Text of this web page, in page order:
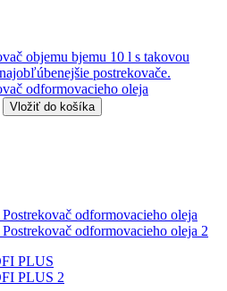
objemu bjemu 10 l s takovou
postrekovače.
odformovacieho oleja
Vložiť do košíka